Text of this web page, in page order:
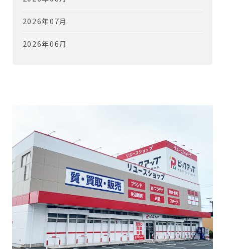
2026年07月
2026年06月